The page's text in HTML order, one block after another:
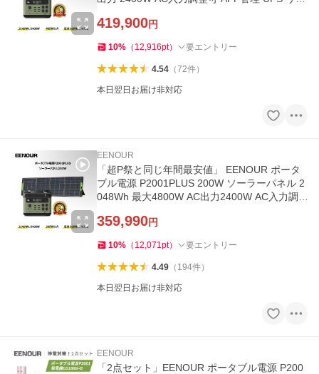
419,900円
10% （ 12,916pt） 要エントリー
4.54（72件）
本日翌日お届け非対応
EENOUR
「超P祭と同じ年間最安値」 EENOUR ポータ
ブル電源 P2001PLUS 200W ソーラーパネル 2
048Wh 最大4800W AC出力2400W AC入力調
359,990円
10% （ 12,071 pt） 要エントリー
4.49（ 194件）
本日翌日お届け非対応
EENOUR
「2点セット」EENOUR ポータブル電源 P200